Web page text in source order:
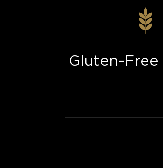
Gluten-